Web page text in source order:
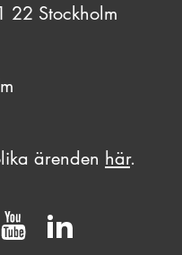
Stockholm
ärenden här.